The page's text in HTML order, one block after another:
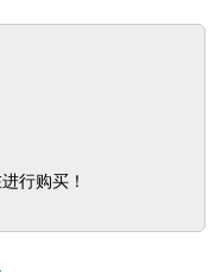
行购买！